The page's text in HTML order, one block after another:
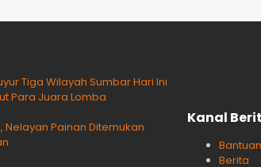
Tiga Wilayah Sumbar Hari Ini
Para Juara Lomba
Painan Ditemukan
Kanal
Bantuan
Berita